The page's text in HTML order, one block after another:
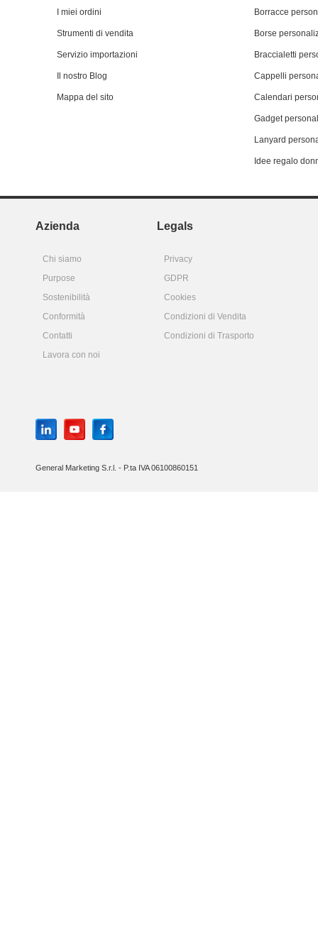
I miei ordini
Strumenti di vendita
Servizio importazioni
Il nostro Blog
Mappa del sito
Borracce
Borse
Braccialetti
Cappelli
Calendari
Gadget
Lanyard
Idee regalo
Azienda Legals
Chi siamo
Privacy
Purpose
GDPR
Sostenibilità
Cookies
Conformità
Condizioni di Vendita
Contatti
Condizioni di Trasporto
Lavora con noi
General Marketing S.r.l. - P.ta IVA 06100860151